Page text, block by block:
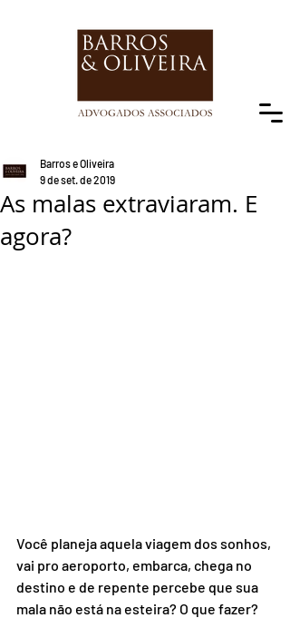
As malas extraviaram. E
agora?
Barros e Oliveira
9 de set. de 2019
Você planeja aquela viagem dos sonhos,
vai pro aeroporto, embarca, chega no
destino e de repente percebe que sua
mala não está na esteira? O que fazer?